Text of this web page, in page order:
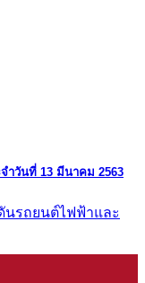
ำวันที่ 13 มีนาคม 2563
นรถยนต์ไฟฟ้าและ